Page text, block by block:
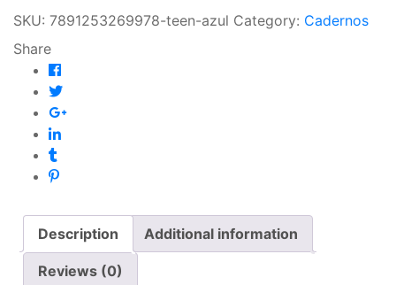
SKU: 7891253269978-teen-azul Category: Cadernos
Share
Description Additional information
Reviews (0)